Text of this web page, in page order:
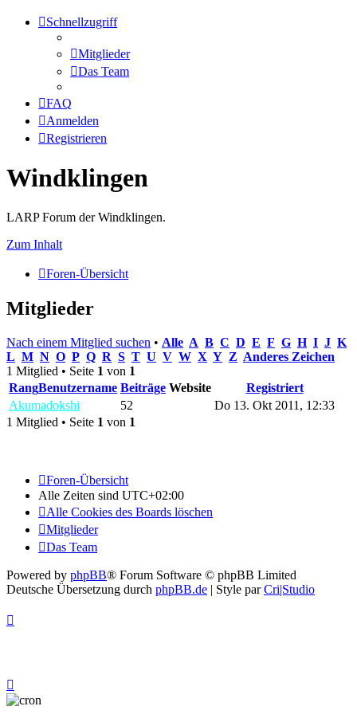
Schnellzugriff
Mitglieder
Das Team
FAQ
Anmelden
Registrieren
Windklingen
LARP Forum der Windklingen.
Zum Inhalt
Foren-Übersicht
Mitglieder
Nach einem Mitglied suchen • Alle A B C D E F G H I J K
L M N O P Q R S T U V W X Y Z Anderes Zeichen
1 Mitglied • Seite 1 von 1
RangBenutzername Beiträge Website
Registriert
Akumadokshi
52
Do 13. Okt 2011, 12:33
1 Mitglied • Seite 1 von 1
Foren-Übersicht
Alle Zeiten sind UTC+02:00
Alle Cookies des Boards löschen
Mitglieder
Das Team
Powered by phpBB® Forum Software © phpBB Limited
Deutsche Übersetzung durch phpBB.de | Style parCri|Studio